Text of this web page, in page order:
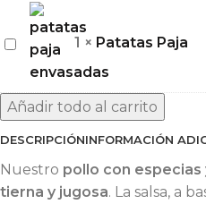
Quinoa
Frutos
Secos
con
Hierbas
y
Limón
Patatas
Paja
1 × Patatas Paja
Añadir todo al carrito
DESCRIPCIÓNINFORMACIÓN
Nuestro pollo con
tierna y jugosa. La salsa, a